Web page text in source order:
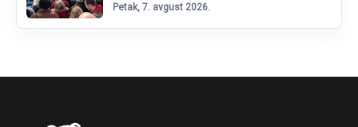
Petak, 7. avgust 2026.